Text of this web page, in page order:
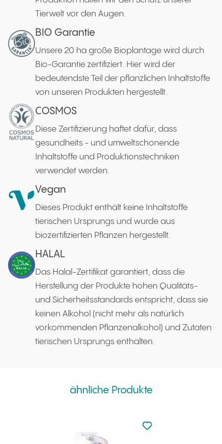
Tierwelt vor den Augen.
BIO Garantie
Unsere 20 ha große Bioplantage wird durch
Bio-Garantie zertifiziert. Hier wird der
bedeutendste Teil der pflanzlichen Inhaltstoffe
von unseren Produkten hergestellt.
COSMOS
Diese Zertifizierung haftet dafür, dass
gesundheits - und umweltschonende
Inhaltstoffe und Produktionstechniken
verwendet werden.
Vegan
Dieses Produkt enthält keine Inhaltstoffe
tierischen Ursprungs und wurde aus
biozertifizierten Pflanzen hergestellt.
HALAL
Das Halal-Zertifikat garantiert, dass die
Herstellung der Produkte hohen Qualitäts-
und Sicherheitsstandards entspricht, dass sie
keinen Alkohol (nicht mehr als natürlich
vorkommenden Pflanzenalkohol) und Zutaten
tierischen Ursprungs enthalten.
ähnliche Produkte
zu den Favoriten
zu Ihren Favoriten